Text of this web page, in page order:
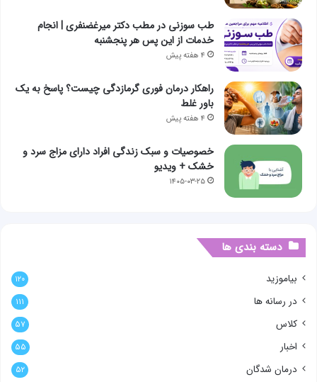
طب سوزنی در مطب دکتر میرغضنفری | انجام
خدمات از این پس هر پنجشنبه
۴ هفته پیش
راهکار درمان فوری گرمازدگی چیست؟ پاسخ به یک
باور غلط
۴ هفته پیش
خصوصیات و سبک زندگی افراد دارای مزاج سرد و
خشک + ویدیو
۱۴۰۵-۰۳-۲۵
دسته بندی ها
بیاموزید ۱۲۰
در رسانه ها ۱۱۱
کلاس ۵۷
اخبار ۵۵
درمان شدگان ۵۲